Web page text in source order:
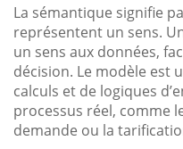
La sémantique signifie
représentent un sens.
un sens aux données,
décision. Le modèle est
calculs et de logiques
processus réel, comme
demande ou la